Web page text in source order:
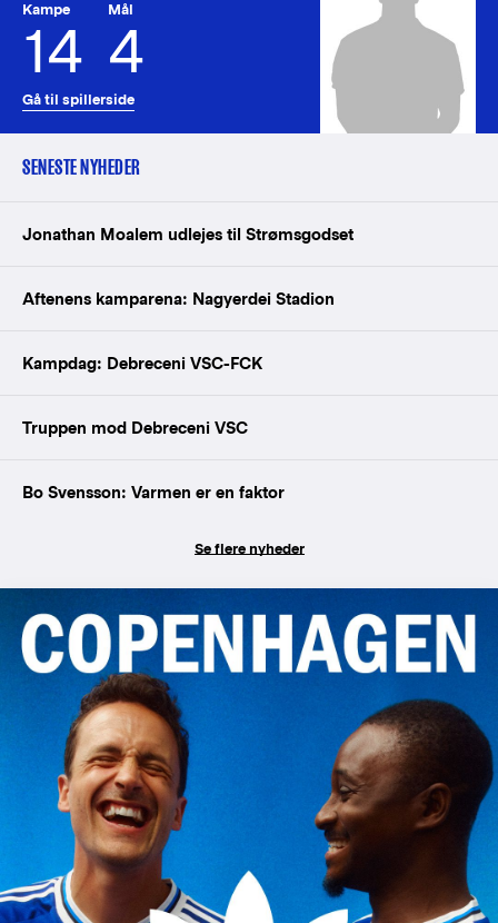
Kampe
14
Mål
4
Gå til spillerside
SENESTE NYHEDER
Jonathan Moalem udlejes til Strømsgodset
Aftenens kamparena: Nagyerdei Stadion
Kampdag: Debreceni VSC-FCK
Truppen mod Debreceni VSC
Bo Svensson: Varmen er en faktor
Se flere nyheder